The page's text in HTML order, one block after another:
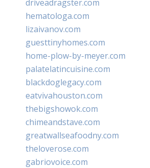
driveadragster.com
hematologa.com
lizaivanov.com
guesttinyhomes.com
home-plow-by-meyer.com
palatelatincuisine.com
blackdoglegacy.com
eatvivahouston.com
thebigshowok.com
chimeandstave.com
greatwallseafoodny.com
theloverose.com
gabriovoice.com